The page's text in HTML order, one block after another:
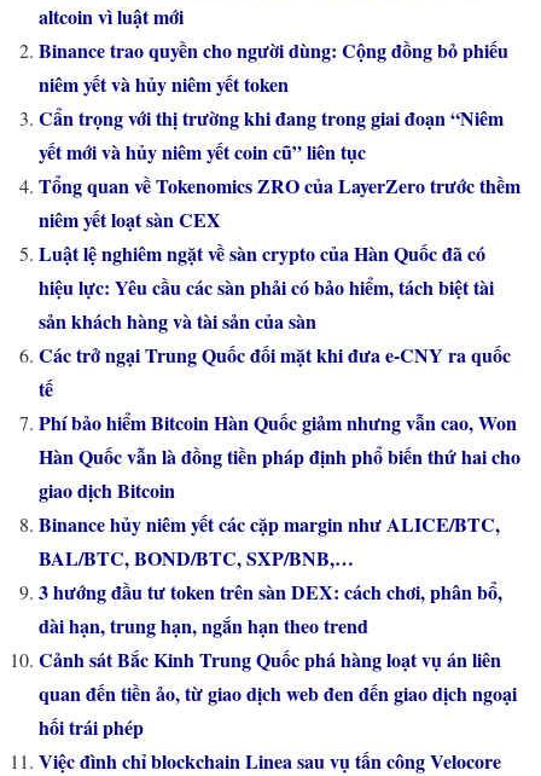
altcoin vì luật mới
Binance trao quyền cho người dùng: Cộng đồng bỏ phiếu
niêm yết và hủy niêm yết token
Cẩn trọng với thị trường khi đang trong giai đoạn “Niêm
yết mới và hủy niêm yết coin cũ” liên tục
Tổng quan về Tokenomics ZRO của LayerZero trước thềm
niêm yết loạt sàn CEX
Luật lệ nghiêm ngặt về sàn crypto của Hàn Quốc đã có
hiệu lực: Yêu cầu các sàn phải có bảo hiểm, tách biệt tài
sản khách hàng và tài sản của sàn
Các trở ngại Trung Quốc đối mặt khi đưa e-CNY ra quốc
tế
Phí bảo hiểm Bitcoin Hàn Quốc giảm nhưng vẫn cao, Won
Hàn Quốc vẫn là đồng tiền pháp định phổ biến thứ hai cho
giao dịch Bitcoin
Binance hủy niêm yết các cặp margin như ALICE/BTC,
BAL/BTC, BOND/BTC, SXP/BNB,…
3 hướng đầu tư token trên sàn DEX: cách chơi, phân bổ,
dài hạn, trung hạn, ngắn hạn theo trend
Cảnh sát Bắc Kinh Trung Quốc phá hàng loạt vụ án liên
quan đến tiền ảo, từ giao dịch web đen đến giao dịch ngoại
hối trái phép
Việc đình chỉ blockchain Linea sau vụ tấn công Velocore